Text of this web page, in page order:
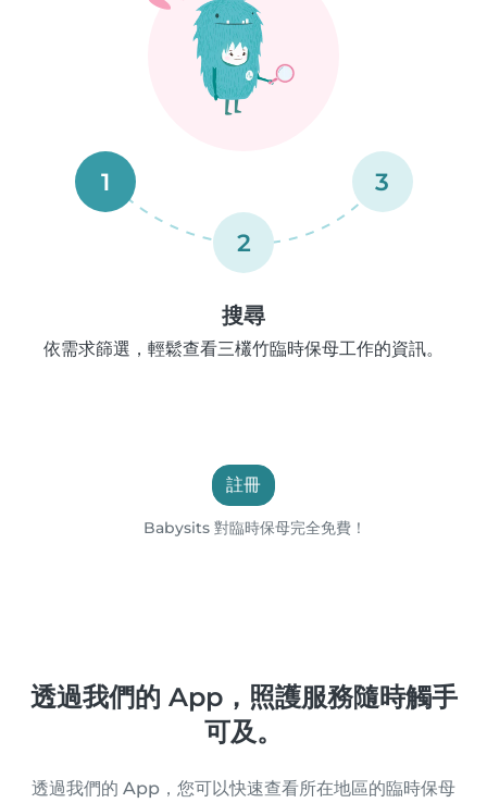
1
2
3
搜尋
依需求篩選，輕鬆查看三欉竹臨時保母工作的資訊。
註冊
Babysits 對臨時保母完全免費！
透過我們的 App，照護服務隨時觸手
可及。
透過我們的 App，您可以快速查看所在地區的臨時保母